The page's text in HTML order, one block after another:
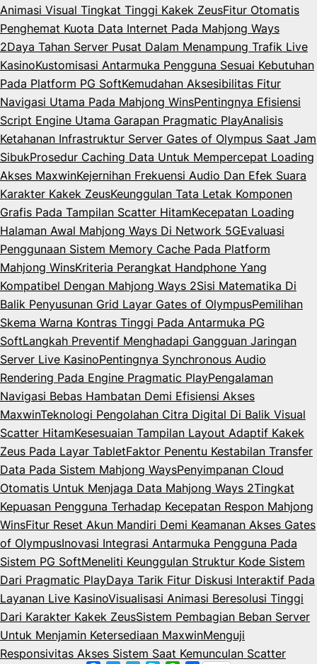
Animasi Visual Tingkat Tinggi Kakek ZeusFitur Otomatis
Penghemat Kuota Data Internet Pada Mahjong Ways
2Daya Tahan Server Pusat Dalam Menampung Trafik Live
KasinoKustomisasi Antarmuka Pengguna Sesuai Kebutuhan
Pada Platform PG SoftKemudahan Aksesibilitas Fitur
Navigasi Utama Pada Mahjong WinsPentingnya Efisiensi
Script Engine Utama Garapan Pragmatic PlayAnalisis
Ketahanan Infrastruktur Server Gates of Olympus Saat Jam
SibukProsedur Caching Data Untuk Mempercepat Loading
Akses MaxwinKejernihan Frekuensi Audio Dan Efek Suara
Karakter Kakek ZeusKeunggulan Tata Letak Komponen
Grafis Pada Tampilan Scatter HitamKecepatan Loading
Halaman Awal Mahjong Ways Di Network 5GEvaluasi
Penggunaan Sistem Memory Cache Pada Platform
Mahjong WinsKriteria Perangkat Handphone Yang
Kompatibel Dengan Mahjong Ways 2Sisi Matematika Di
Balik Penyusunan Grid Layar Gates of OlympusPemilihan
Skema Warna Kontras Tinggi Pada Antarmuka PG
SoftLangkah Preventif Menghadapi Gangguan Jaringan
Server Live KasinoPentingnya Synchronous Audio
Rendering Pada Engine Pragmatic PlayPengalaman
Navigasi Bebas Hambatan Demi Efisiensi Akses
MaxwinTeknologi Pengolahan Citra Digital Di Balik Visual
Scatter HitamKesesuaian Tampilan Layout Adaptif Kakek
Zeus Pada Layar TabletFaktor Penentu Kestabilan Transfer
Data Pada Sistem Mahjong WaysPenyimpanan Cloud
Otomatis Untuk Menjaga Data Mahjong Ways 2Tingkat
Kepuasan Pengguna Terhadap Kecepatan Respon Mahjong
WinsFitur Reset Akun Mandiri Demi Keamanan Akses Gates
of OlympusInovasi Integrasi Antarmuka Pengguna Pada
Sistem PG SoftMeneliti Keunggulan Struktur Kode Sistem
Dari Pragmatic PlayDaya Tarik Fitur Diskusi Interaktif Pada
Layanan Live KasinoVisualisasi Animasi Beresolusi Tinggi
Dari Karakter Kakek ZeusSistem Pembagian Beban Server
Untuk Menjamin Ketersediaan MaxwinMenguji
Responsivitas Akses Sistem Saat Kemunculan Scatter